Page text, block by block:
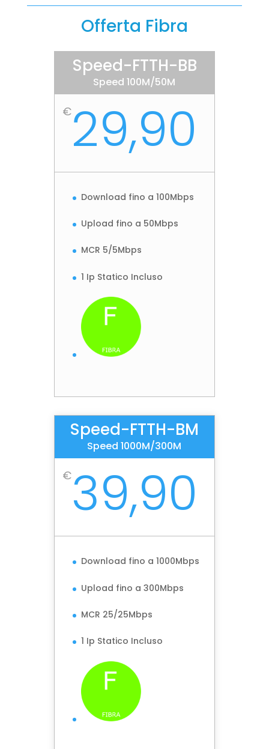
Offerta Fibra
Speed-FTTH-BB
Speed 100M/50M
€29,90
Download fino a 100Mbps
Upload fino a 50Mbps
MCR 5/5Mbps
1 Ip Statico Incluso
Speed-FTTH-BM
Speed 1000M/300M
€39,90
Download fino a 1000Mbps
Upload fino a 300Mbps
MCR 25/25Mbps
1 Ip Statico Incluso